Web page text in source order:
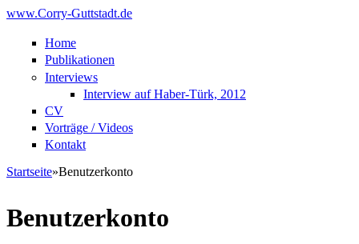
Direkt zum Inhalt
www.Corry-Guttstadt.de
Home
Publikationen
Interviews
Interview auf Haber-Türk, 2012
CV
Vorträge / Videos
Kontakt
Startseite»Benutzerkonto
Benutzerkonto